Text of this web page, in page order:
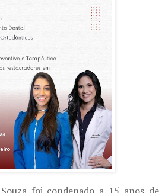
foi condenado a 15 anos de